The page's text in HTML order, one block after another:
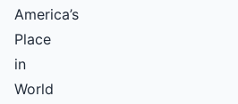
America’s
Place
in
World